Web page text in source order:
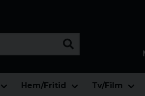
Hem/Fritid Tv/Film